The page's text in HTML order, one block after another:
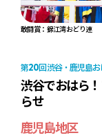
敢闘賞：錦江湾おどり連
第20回 渋谷・鹿児島
渋谷でおはら
らせ
鹿児島地区